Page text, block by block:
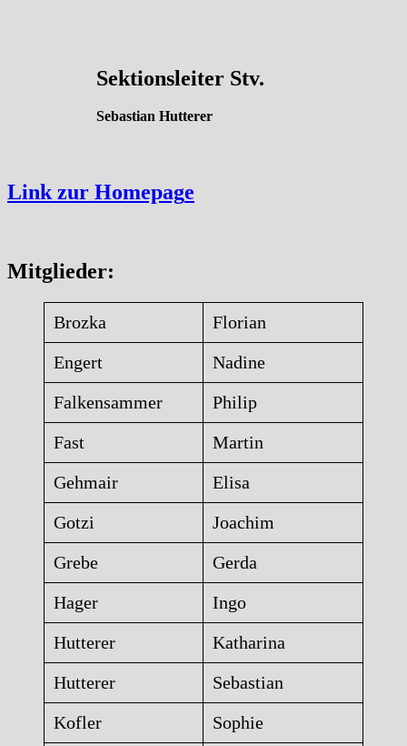
Sektionsleiter Stv.
Sebastian Hutterer
Link zur Homepage
Mitglieder:
Brozka
Florian
Engert
Nadine
Falkensammer
Philip
Fast
Martin
Gehmair
Elisa
Gotzi
Joachim
Grebe
Gerda
Hager
Ingo
Hutterer
Katharina
Hutterer
Sebastian
Kofler
Sophie